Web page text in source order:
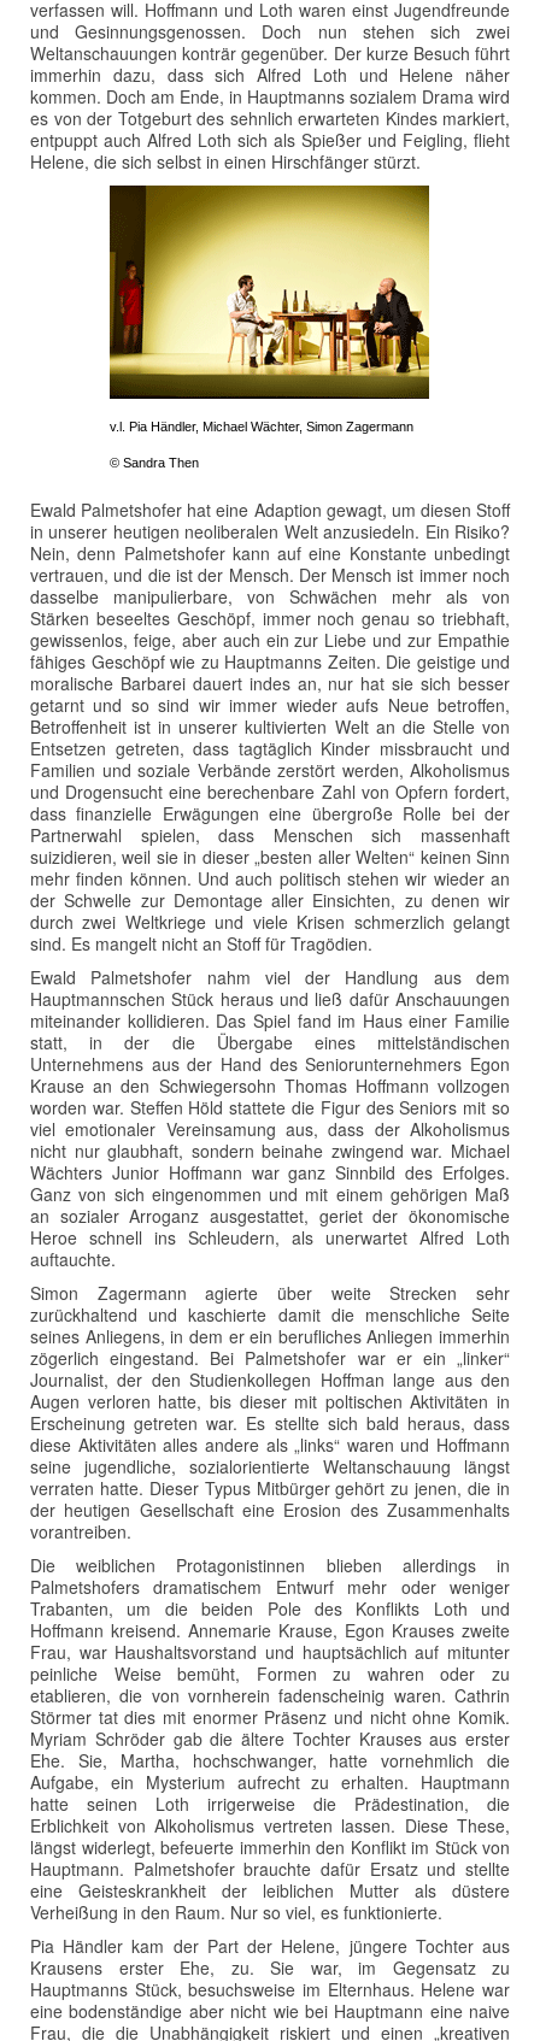
verfassen will. Hoffmann und Loth waren einst Jugendfreunde
und Gesinnungsgenossen. Doch nun stehen sich zwei
Weltanschauungen konträr gegenüber. Der kurze Besuch führt
immerhin dazu, dass sich Alfred Loth und Helene näher
kommen. Doch am Ende, in Hauptmanns sozialem Drama wird
es von der Totgeburt des sehnlich erwarteten Kindes markiert,
entpuppt auch Alfred Loth sich als Spießer und Feigling, flieht
Helene, die sich selbst in einen Hirschfänger stürzt.
v.l. Pia Händler, Michael Wächter, Simon Zagermann
© Sandra Then
Ewald Palmetshofer hat eine Adaption gewagt, um diesen Stoff
in unserer heutigen neoliberalen Welt anzusiedeln. Ein Risiko?
Nein, denn Palmetshofer kann auf eine Konstante unbedingt
vertrauen, und die ist der Mensch. Der Mensch ist immer noch
dasselbe manipulierbare, von Schwächen mehr als von
Stärken beseeltes Geschöpf, immer noch genau so triebhaft,
gewissenlos, feige, aber auch ein zur Liebe und zur Empathie
fähiges Geschöpf wie zu Hauptmanns Zeiten. Die geistige und
moralische Barbarei dauert indes an, nur hat sie sich besser
getarnt und so sind wir immer wieder aufs Neue betroffen,
Betroffenheit ist in unserer kultivierten Welt an die Stelle von
Entsetzen getreten, dass tagtäglich Kinder missbraucht und
Familien und soziale Verbände zerstört werden, Alkoholismus
und Drogensucht eine berechenbare Zahl von Opfern fordert,
dass finanzielle Erwägungen eine übergroße Rolle bei der
Partnerwahl spielen, dass Menschen sich massenhaft
suizidieren, weil sie in dieser „besten aller Welten“ keinen Sinn
mehr finden können. Und auch politisch stehen wir wieder an
der Schwelle zur Demontage aller Einsichten, zu denen wir
durch zwei Weltkriege und viele Krisen schmerzlich gelangt
sind. Es mangelt nicht an Stoff für Tragödien.
Ewald Palmetshofer nahm viel der Handlung aus dem
Hauptmannschen Stück heraus und ließ dafür Anschauungen
miteinander kollidieren. Das Spiel fand im Haus einer Familie
statt, in der die Übergabe eines mittelständischen
Unternehmens aus der Hand des Seniorunternehmers Egon
Krause an den Schwiegersohn Thomas Hoffmann vollzogen
worden war. Steffen Höld stattete die Figur des Seniors mit so
viel emotionaler Vereinsamung aus, dass der Alkoholismus
nicht nur glaubhaft, sondern beinahe zwingend war. Michael
Wächters Junior Hoffmann war ganz Sinnbild des Erfolges.
Ganz von sich eingenommen und mit einem gehörigen Maß
an sozialer Arroganz ausgestattet, geriet der ökonomische
Heroe schnell ins Schleudern, als unerwartet Alfred Loth
auftauchte.
Simon Zagermann agierte über weite Strecken sehr
zurückhaltend und kaschierte damit die menschliche Seite
seines Anliegens, in dem er ein berufliches Anliegen immerhin
zögerlich eingestand. Bei Palmetshofer war er ein „linker“
Journalist, der den Studienkollegen Hoffman lange aus den
Augen verloren hatte, bis dieser mit poltischen Aktivitäten in
Erscheinung getreten war. Es stellte sich bald heraus, dass
diese Aktivitäten alles andere als „links“ waren und Hoffmann
seine jugendliche, sozialorientierte Weltanschauung längst
verraten hatte. Dieser Typus Mitbürger gehört zu jenen, die in
der heutigen Gesellschaft eine Erosion des Zusammenhalts
vorantreiben.
Die weiblichen Protagonistinnen blieben allerdings in
Palmetshofers dramatischem Entwurf mehr oder weniger
Trabanten, um die beiden Pole des Konflikts Loth und
Hoffmann kreisend. Annemarie Krause, Egon Krauses zweite
Frau, war Haushaltsvorstand und hauptsächlich auf mitunter
peinliche Weise bemüht, Formen zu wahren oder zu
etablieren, die von vornherein fadenscheinig waren. Cathrin
Störmer tat dies mit enormer Präsenz und nicht ohne Komik.
Myriam Schröder gab die ältere Tochter Krauses aus erster
Ehe. Sie, Martha, hochschwanger, hatte vornehmlich die
Aufgabe, ein Mysterium aufrecht zu erhalten. Hauptmann
hatte seinen Loth irrigerweise die Prädestination, die
Erblichkeit von Alkoholismus vertreten lassen. Diese These,
längst widerlegt, befeuerte immerhin den Konflikt im Stück von
Hauptmann. Palmetshofer brauchte dafür Ersatz und stellte
eine Geisteskrankheit der leiblichen Mutter als düstere
Verheißung in den Raum. Nur so viel, es funktionierte.
Pia Händler kam der Part der Helene, jüngere Tochter aus
Krausens erster Ehe, zu. Sie war, im Gegensatz zu
Hauptmanns Stück, besuchsweise im Elternhaus. Helene war
eine bodenständige aber nicht wie bei Hauptmann eine naive
Frau, die die Unabhängigkeit riskiert und einen „kreativen